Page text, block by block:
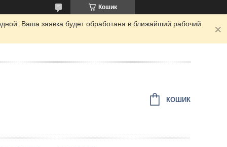
Кошик
Ваша заявка будет обработана в ближайший рабочий
КОШИК